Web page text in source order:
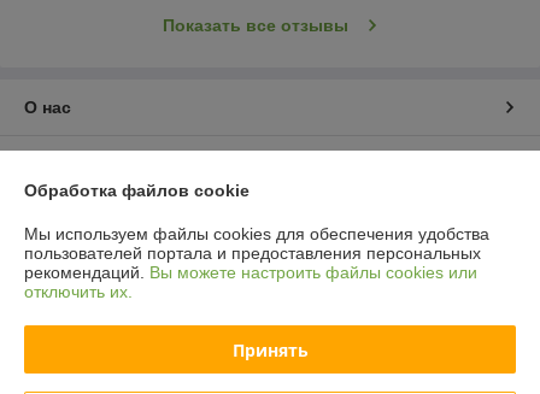
Показать все отзывы
О нас
График работы
Полная версия сайта
Обработка файлов cookie
Мы используем файлы cookies для обеспечения удобства
пользователей портала и предоставления персональных
рекомендаций. Вы можете настроить файлы cookies или
отключить их.
Принять